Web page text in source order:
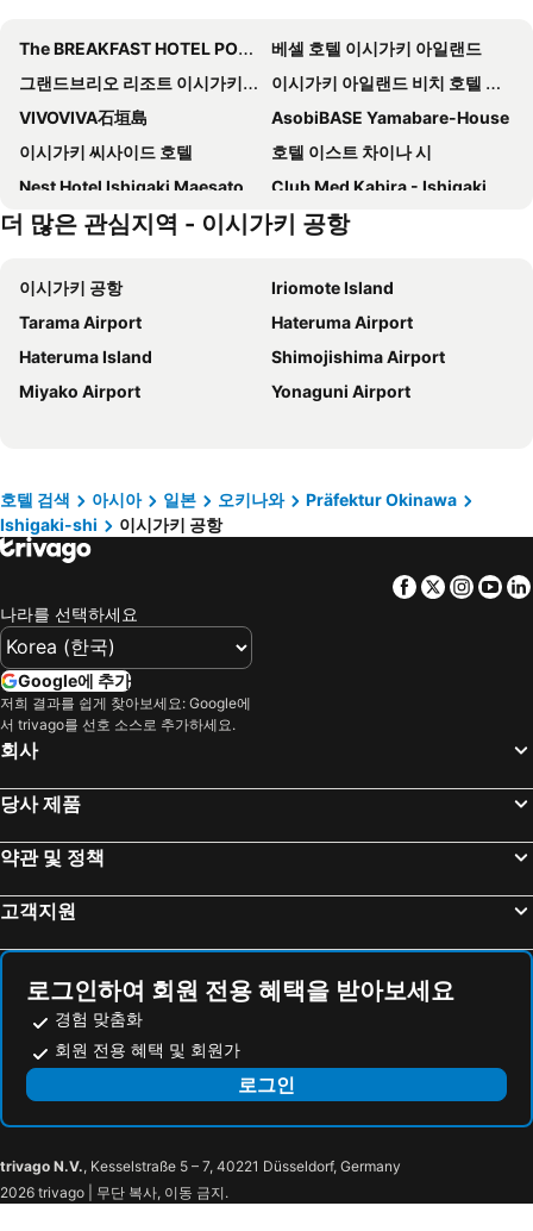
The BREAKFAST HOTEL PORTO Ishigakijima
베셀 호텔 이시가키 아일랜드
그랜드브리오 리조트 이시가키지마 그랜드브리오 가든-루트-인
이시가키 아일랜드 비치 호텔 선샤인
VIVOVIVA石垣島
AsobiBASE Yamabare-House
이시가키 씨사이드 호텔
호텔 이스트 차이나 시
Nest Hotel Ishigaki Maesato Beach
Club Med Kabira - Ishigaki
호텔 미야히라
호텔 파티나 이시가키지마
이시가키지마 호텔 쿠쿨레
THIRD ishigakijima
Vivoviva Ishigakijima
Comfort Hotel Ishigaki Island
Route Inn Grantia Ishigaki
Hotel Royal Marine Palace Ishigakijima
The Beach Terrace Hotel Ao Ishigaki
호텔 에메랄드 아일 이시가키지마
Little Mermaid Hotel Ishigakijima
Hotel Happy Holiday Ishigaki
Rich Lison Ishigaki
HOSHINOYA Taketomi Island
마루카 이시가키지마
Sky Ocean - Ishigaki Eco-Resort - Newly Renovated
호텔 카이호 이시가키지마
Ishigakijima Hotel Olive
호텔 피스 아일랜드 타케토미지마
호텔 튤립 이시가키지마
HOTEL tuka miika
Haruhoo Resort ISHIGAKI
Hills Yamabare (Ishigakijima)
더 많은 관심지역 - 이시가키 공항
이시가키 공항
Iriomote Island
Tarama Airport
Hateruma Airport
Hateruma Island
Shimojishima Airport
Miyako Airport
Yonaguni Airport
호텔 검색 아시아 일본 오키나와
Präfektur Okinawa
Ishigaki-shi
이시가키 공항
Facebook
Twitter
나라를 선택하세요
Google에 추가
저희 결과를 쉽게 찾아보세요: Google에
서 trivago를 선호 소스로 추가하세요.
회사
당사 제품
약관 및 정책
고객지원
로그인하여 회원 전용 혜택을 받아보세요
경험 맞춤화
회원 전용 혜택 및 회원가
로그인
trivago N.V., Kesselstraße 5 – 7, 40221 Düsseldorf, Germany
2026 trivago | 무단 복사, 이동 금지.